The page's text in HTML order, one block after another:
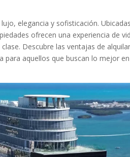
elegancia y sofisticación.
ofrecen una experiencia de
Descubre las ventajas de
para aquellos que buscan lo mejor